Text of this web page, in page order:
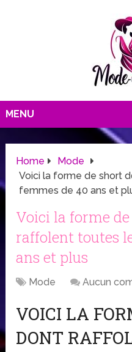
MENU
Home
Mode
Voici la forme de short
femmes de 40 ans et
Voici la forme
raffolent toutes
ans et plus
Mode Aucun
VOICI LA
DONT